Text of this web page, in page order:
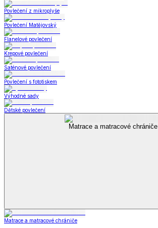
Povlečení z mikroplyše
Povlečení Matějovský
Flanelové povlečení
Krepové povlečení
Saténové povlečení
Povlečení s fototiskem
Výhodné sady
Dětské povlečení
Matrace a matracové chrániče
Matrace a matracové chrániče